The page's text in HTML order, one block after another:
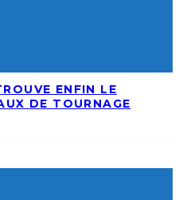
ENFIN LE
DE TOURNAGE